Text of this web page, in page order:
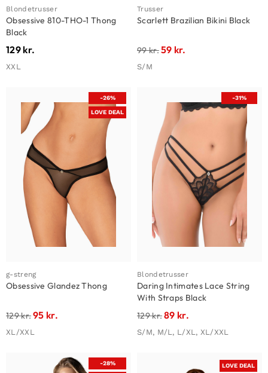
Blondetrusser
Obsessive 810-THO-1 Thong
Black
129 kr.
XXL
Trusser
Scarlett Brazilian Bikini Black
99kr.59 kr.
S/M
-26%
LOVE DEAL
g-streng
Obsessive Glandez Thong
129kr.95 kr.
XL/XXL
-31%
Blondetrusser
Daring Intimates Lace String
With Straps Black
129kr.89 kr.
S/M, M/L, L/XL, XL/XXL
-28% LOVE DEAL